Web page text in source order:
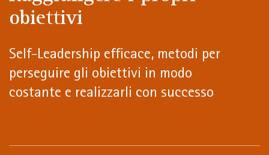
obiettivi
Self-Leadership efficace, metodi per
perseguire gli obiettivi in modo
costante e realizzarli con successo